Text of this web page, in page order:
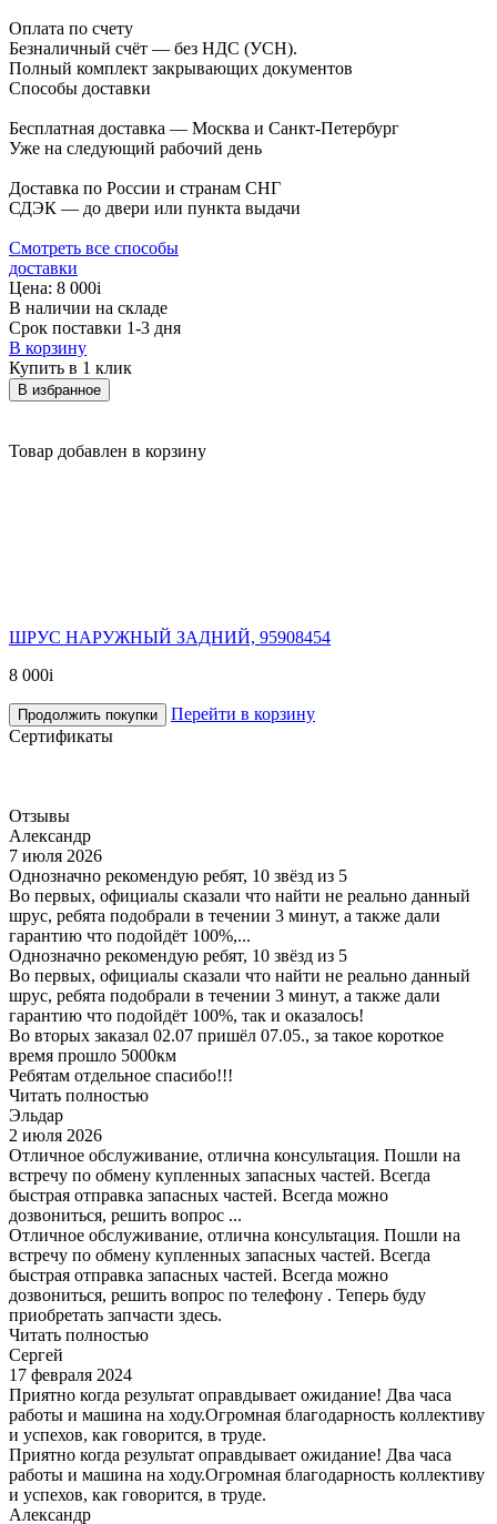
Оплата по счету
Безналичный счёт — без НДС (УСН).
Полный комплект закрывающих документов
Способы доставки
Бесплатная доставка — Москва и Санкт-Петербург
Уже на следующий рабочий день
Доставка по России и странам СНГ
СДЭК — до двери или пункта выдачи
Смотреть все способы
доставки
Цена: 8 000i
В наличии на складе
Срок поставки 1-3 дня
В корзину
Купить в 1 клик
В избранное
Товар добавлен в корзину
ШРУС НАРУЖНЫЙ ЗАДНИЙ, 95908454
8 000i
Продолжить покупки
Перейти в корзину
Сертификаты
Отзывы
Александр
7 июля 2026
Однозначно рекомендую ребят, 10 звёзд из 5
Во первых, официалы сказали что найти не реально данный
шрус, ребята подобрали в течении 3 минут, а также дали
гарантию что подойдёт 100%,...
Однозначно рекомендую ребят, 10 звёзд из 5
Во первых, официалы сказали что найти не реально данный
шрус, ребята подобрали в течении 3 минут, а также дали
гарантию что подойдёт 100%, так и оказалось!
Во вторых заказал 02.07 пришёл 07.05., за такое короткое
время прошло 5000км
Ребятам отдельное спасибо!!!
Читать полностью
Эльдар
2 июля 2026
Отличное обслуживание, отлична консультация. Пошли на
встречу по обмену купленных запасных частей. Всегда
быстрая отправка запасных частей. Всегда можно
дозвониться, решить вопрос ...
Отличное обслуживание, отлична консультация. Пошли на
встречу по обмену купленных запасных частей. Всегда
быстрая отправка запасных частей. Всегда можно
дозвониться, решить вопрос по телефону . Теперь буду
приобретать запчасти здесь.
Читать полностью
Сергей
17 февраля 2024
Приятно когда результат оправдывает ожидание! Два часа
работы и машина на ходу.Огромная благодарность коллективу
и успехов, как говорится, в труде.
Приятно когда результат оправдывает ожидание! Два часа
работы и машина на ходу.Огромная благодарность коллективу
и успехов, как говорится, в труде.
Александр